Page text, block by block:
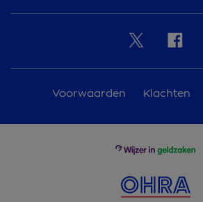
Voorwaarden Klachten